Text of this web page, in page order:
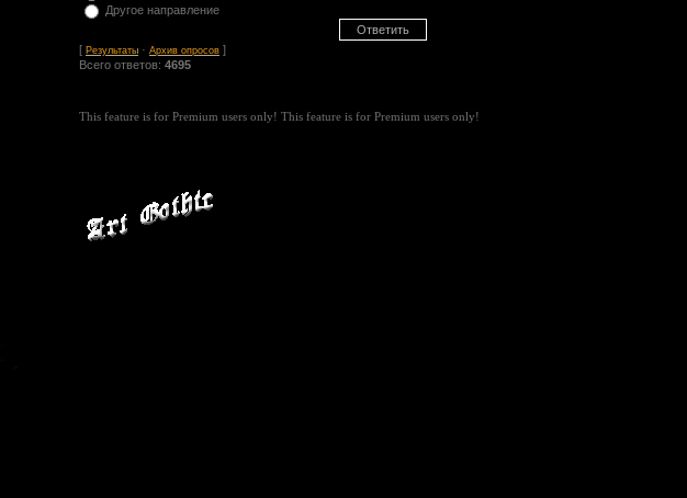
Другое направление
[ Результаты · Архив опросов ]
Всего ответов: 4695
This feature is for Premium users only! This feature is for Premium users only!